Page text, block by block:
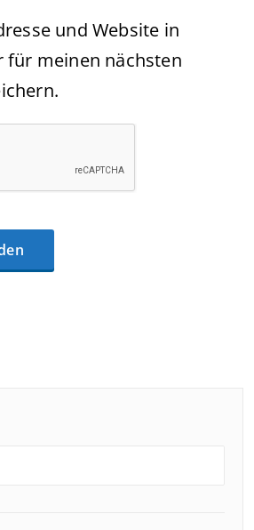
und Website in
für meinen nächsten